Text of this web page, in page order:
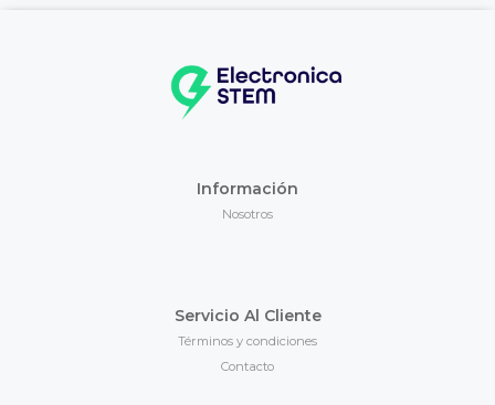
Información
Nosotros
Servicio Al Cliente
Términos y condiciones
Contacto